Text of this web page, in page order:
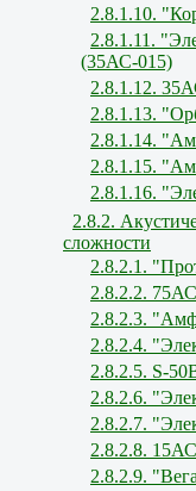
2.8.1.10.
2.8.1.11.
(35АС-015)
2.8.1.12.
2.8.1.13.
2.8.1.14.
2.8.1.15.
2.8.1.16.
2.8.2.
сложности
2.8.2.1.
2.8.2.2.
2.8.2.3.
2.8.2.4.
2.8.2.5. S-
2.8.2.6.
2.8.2.7.
2.8.2.8.
2.8.2.9.